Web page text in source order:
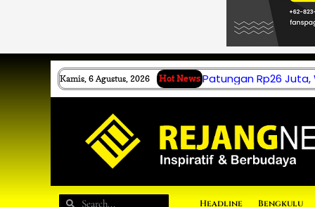
Kamis, 6 Agustus, 2026 Hot News Patungan Rp26
Search
Search Headline Bengkulu